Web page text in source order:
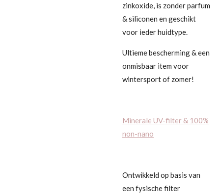
zinkoxide, is zonder parfum
& siliconen en geschikt
voor ieder huidtype.
Ultieme bescherming & een
onmisbaar item voor
wintersport of zomer!
Minerale UV-filter & 100%
non-nano
Ontwikkeld op basis van
een fysische filter